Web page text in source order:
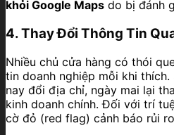
khỏi Google Maps do bị đánh
4. Thay Đổi Thông Tin
Nhiều chủ cửa hàng có thói
tin doanh nghiệp mỗi khi thích.
nay đổi địa chỉ, ngày mai lại
kinh doanh chính. Đối với trí
cờ đỏ (red flag) cảnh báo rủi